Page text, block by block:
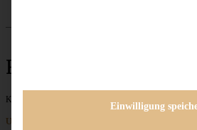
FrenchToast
Keine Beiträge gefunden
Unternehmen
Einwilligung